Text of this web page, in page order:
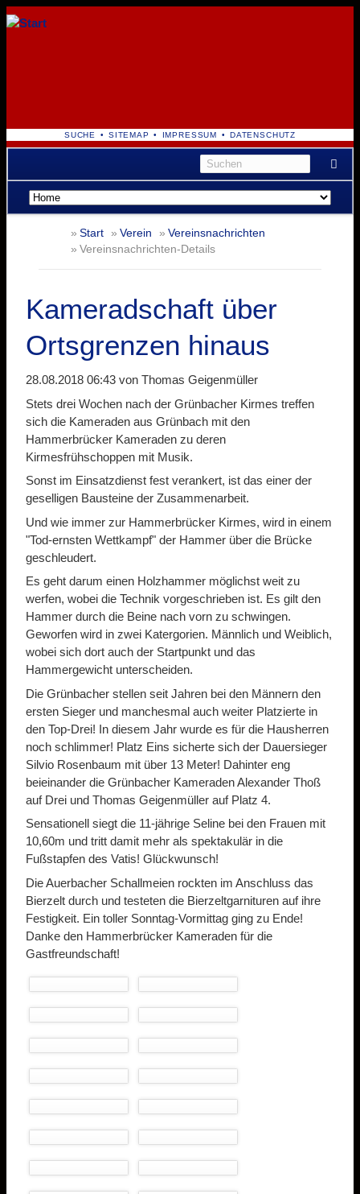
NAVIGATION
ÜBERSPRINGEN
SUCHE SITEMAP IMPRESSUM DATENSCHUTZ
Navigation
überspringen
Start Verein
Vereinsnachrichten
Vereinsnachrichten-Details
Kameradschaft über
Ortsgrenzen hinaus
28.08.2018 06:43 von Thomas Geigenmüller
Stets drei Wochen nach der Grünbacher Kirmes treffen
sich die Kameraden aus Grünbach mit den
Hammerbrücker Kameraden zu deren
Kirmesfrühschoppen mit Musik.
Sonst im Einsatzdienst fest verankert, ist das einer der
geselligen Bausteine der Zusammenarbeit.
Und wie immer zur Hammerbrücker Kirmes, wird in einem
"Tod-ernsten Wettkampf" der Hammer über die Brücke
geschleudert.
Es geht darum einen Holzhammer möglichst weit zu
werfen, wobei die Technik vorgeschrieben ist. Es gilt den
Hammer durch die Beine nach vorn zu schwingen.
Geworfen wird in zwei Katergorien. Männlich und Weiblich,
wobei sich dort auch der Startpunkt und das
Hammergewicht unterscheiden.
Die Grünbacher stellen seit Jahren bei den Männern den
ersten Sieger und manchesmal auch weiter Platzierte in
den Top-Drei! In diesem Jahr wurde es für die Hausherren
noch schlimmer! Platz Eins sicherte sich der Dauersieger
Silvio Rosenbaum mit über 13 Meter! Dahinter eng
beieinander die Grünbacher Kameraden Alexander Thoß
auf Drei und Thomas Geigenmüller auf Platz 4.
Sensationell siegt die 11-jährige Seline bei den Frauen mit
10,60m und tritt damit mehr als spektakulär in die
Fußstapfen des Vatis! Glückwunsch!
Die Auerbacher Schallmeien rockten im Anschluss das
Bierzelt durch und testeten die Bierzeltgarnituren auf ihre
Festigkeit. Ein toller Sonntag-Vormittag ging zu Ende!
Danke den Hammerbrücker Kameraden für die
Gastfreundschaft!